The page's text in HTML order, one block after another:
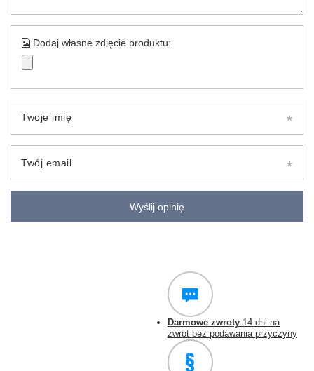
Dodaj własne zdjęcie produktu:
Twoje imię
Twój email
Wyślij opinię
Darmowe zwroty 14 dni na
zwrot bez podawania przyczyny